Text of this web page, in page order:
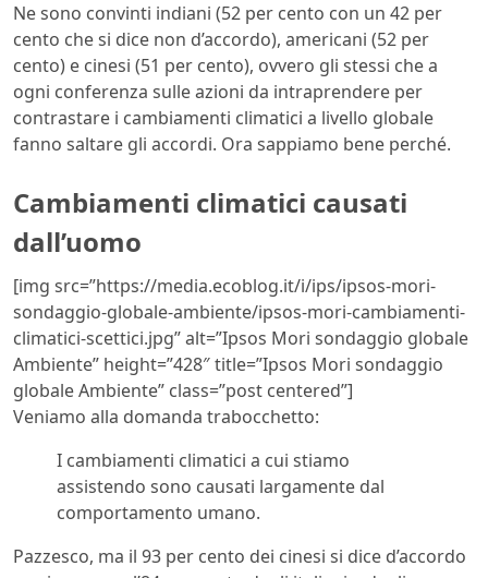
Ne sono convinti indiani (52 per cento con un 42 per
cento che si dice non d’accordo), americani (52 per
cento) e cinesi (51 per cento), ovvero gli stessi che a
ogni conferenza sulle azioni da intraprendere per
contrastare i cambiamenti climatici a livello globale
fanno saltare gli accordi. Ora sappiamo bene perché.
Cambiamenti climatici causati
dall’uomo
[img src=”https://media.ecoblog.it/i/ips/ipsos-mori-
sondaggio-globale-ambiente/ipsos-mori-cambiamenti-
climatici-scettici.jpg” alt=”Ipsos Mori sondaggio globale
Ambiente” height=”428″ title=”Ipsos Mori sondaggio
globale Ambiente” class=”post centered”]
Veniamo alla domanda trabocchetto:
I cambiamenti climatici a cui stiamo
assistendo sono causati largamente dal
comportamento umano.
Pazzesco, ma il 93 per cento dei cinesi si dice d’accordo